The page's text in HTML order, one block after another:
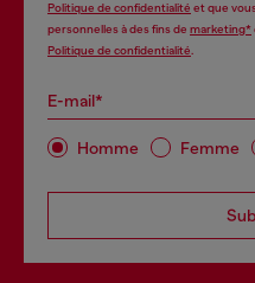
Politique de confidentialité et que
personnelles à des fins de marketing*
Politique de confidentialité
E-mail*
Homme Femme